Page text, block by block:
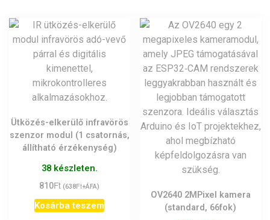
Ütközés-elkerülő infravörös
szenzor modul (1 csatornás,
állítható érzékenység)
38 készleten.
810Ft (638Ft+ÁFA)
Kosárba teszem
OV2640 2MPixel kamera
(standard, 66fok)